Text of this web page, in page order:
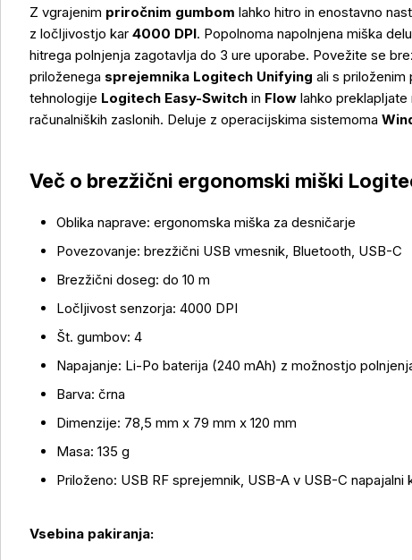
Več o izdelku
Z vgrajenim priročnim gumbom lahko hitro in enostavno
z ločljivostjo kar 4000 DPI. Popolnoma napolnjena miška
hitrega polnjenja zagotavlja do 3 ure uporabe. Povežite se
priloženega sprejemnika Logitech Unifying ali s priloženim
tehnologije Logitech Easy-Switch in Flow lahko preklapljate
računalniških zaslonih. Deluje z operacijskima sistemoma
Več o brezžični ergonomski miški
Oblika naprave: ergonomska miška za desničarje
Povezovanje: brezžični USB vmesnik, Bluetooth, USB-C
Brezžični doseg: do 10 m
Ločljivost senzorja: 4000 DPI
Št. gumbov: 4
Napajanje: Li-Po baterija (240 mAh) z možnostjo
Barva: črna
Dimenzije: 78,5 mm x 79 mm x 120 mm
Masa: 135 g
Priloženo: USB RF sprejemnik, USB-A v USB-C napajalni
Vsebina pakiranja: